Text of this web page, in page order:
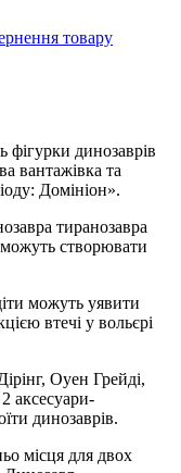
товару
динозаврів
вантажівка та
Домініон».
тиранозавра
створювати
можуть уявити
втечі у вольєрі
Оуен Грейді,
аксесуари-
динозаврів.
місця для двох